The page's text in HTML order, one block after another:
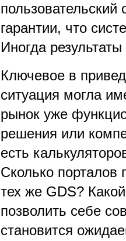
гарантии, что
Иногда
Ключевое в
ситуация могла
рынок уже
решения или
есть
Сколько порталов
тех же GDS?
позволить себе
становится